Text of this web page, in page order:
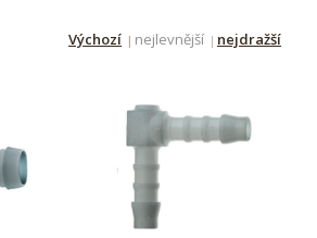
Výchozí nejlevnější nejdražší